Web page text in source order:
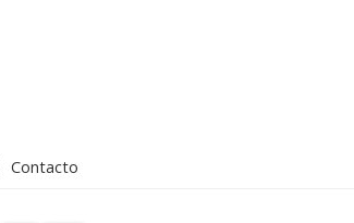
Contacto